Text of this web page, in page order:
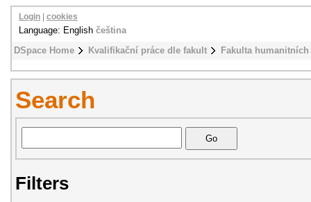
DSpace Home Kvalifikační práce dle fakult Fakulta
Login cookies
Language: English čeština
Search
Filters